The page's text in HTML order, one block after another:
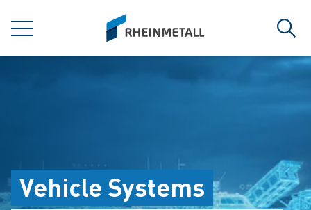
MENÜ
siteLogo
Vehicle Systems